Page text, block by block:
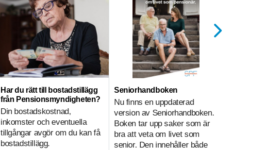
Har du rätt till bostadstillägg
från Pensionsmyndigheten?
Din bostadskostnad,
inkomster och eventuella
tillgångar avgör om du kan få
bostadstillägg.
Seniorhandboken
Nu finns en uppdaterad
version av Seniorhandboken.
Boken tar upp saker som är
bra att veta om livet som
senior. Den innehåller både